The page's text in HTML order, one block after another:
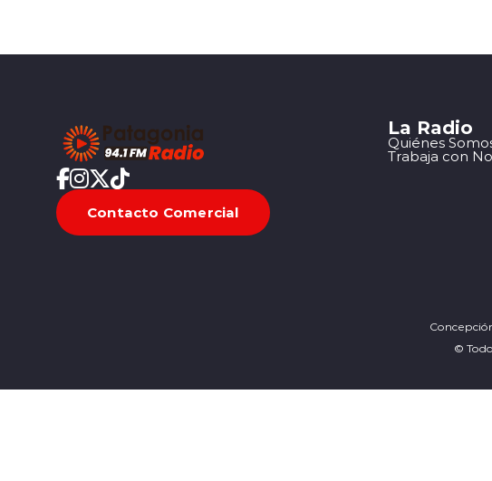
Contacto Comercial
La Radio
Quiénes
Trabaja con
©